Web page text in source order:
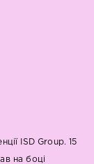
ISD Group. 15
на боці